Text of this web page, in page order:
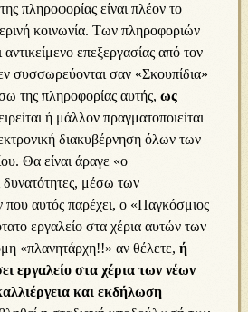
πληροφορίας είναι πλέον το
κοινωνία. Των πληροφοριών
αντικείμενο επεξεργασίας από τον
συσσωρεύονται σαν «Σκουπίδια»
της πληροφορίας αυτής,ως
ή μάλλον πραγματοποιείται
διακυβέρνηση όλων των
Θα είναι άραγε «ο
δυνατότητες, μέσω των
αυτός παρέχει, ο «Παγκόσμιος
εργαλείο στα χέρια αυτών των
«πλανητάρχη!!» αν θέλετε,ή
εργαλείο στα χέρια των νέων
και εκδήλωση